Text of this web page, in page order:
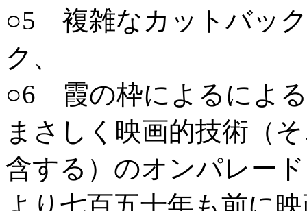
○5 複雑なカットバッ
ク、
○6 霞の枠によるによ
まさしく映画的技術（
含する）のオンパレー